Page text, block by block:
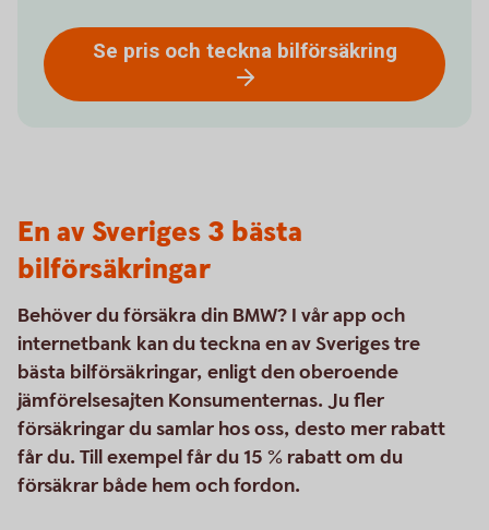
Se pris och teckna bilförsäkring
En av Sveriges 3 bästa
bilförsäkringar
Behöver du försäkra din BMW? I vår app och
internetbank kan du teckna en av Sveriges tre
bästa bilförsäkringar, enligt den oberoende
jämförelsesajten Konsumenternas. Ju fler
försäkringar du samlar hos oss, desto mer rabatt
får du. Till exempel får du 15 % rabatt om du
försäkrar både hem och fordon.